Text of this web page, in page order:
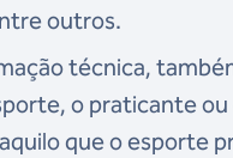
outros.
técnica,
o praticante
que o esporte